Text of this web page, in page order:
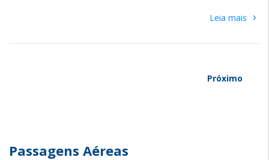
Leia mais ›
Próximo
Passagens Aéreas